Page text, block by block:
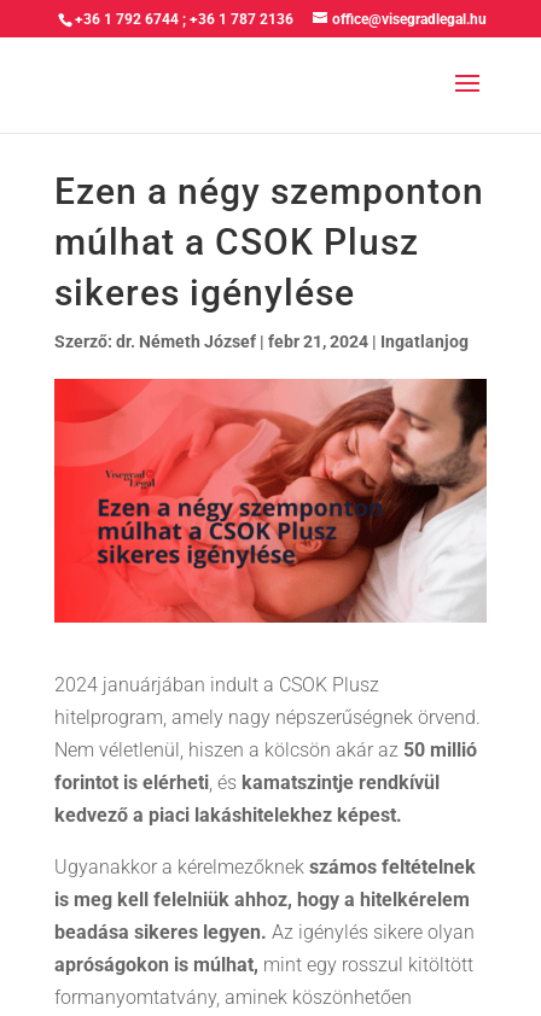
+36 1 792 6744 ;+36 1 787 2136 office@visegradlegal.hu
Ezen a négy szemponton
múlhat a CSOK Plusz
sikeres igénylése
Szerző: dr. Németh József| febr 21, 2024| Ingatlanjog
2024 januárjában indult a CSOK Plusz
hitelprogram, amely nagy népszerűségnek örvend.
Nem véletlenül, hiszen a kölcsön akár az 50 millió
forintot is elérheti, és kamatszintje rendkívül
kedvező a piaci lakáshitelekhez képest.
Ugyanakkor a kérelmezőknek számos feltételnek
is meg kell felelniük ahhoz, hogy a hitelkérelem
beadása sikeres legyen. Az igénylés sikere olyan
apróságokon is múlhat, mint egy rosszul kitöltött
formanyomtatvány, aminek köszönhetően